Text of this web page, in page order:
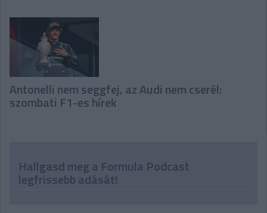
Antonelli nem seggfej, az Audi nem cserél:
szombati F1-es hírek
Hallgasd meg a Formula Podcast
legfrissebb adását!